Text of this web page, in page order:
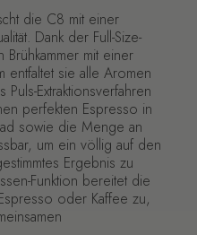
die C8 mit einer
Dank der Full-Size-
mit einer
entfaltet sie alle Aromen
Extraktionsverfahren
perfekten Espresso in
sowie die Menge an
um ein völlig auf den
Ergebnis zu
Funktion bereitet die
oder Kaffee zu,